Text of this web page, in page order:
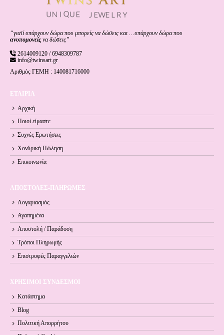
“γιατί υπάρχουν δώρα που μπορείς να δώσεις και …υπάρχουν δώρα που
ανυπομονείςνα δώσεις”
2614009120 / 6948309787
info@twinsart.gr
Αριθμός ΓΕΜΗ : 140081716000
ΕΤΑΙΡΙΑ
Αρχική
Ποιοί είμαστε
Συχνές Ερωτήσεις
Χονδρική Πώληση
Επικοινωνία
ΑΠΟΣΤΟΛΕΣ-ΠΛΗΡΩΜΕΣ
Λογαριασμός
Αγαπημένα
Αποστολή / Παράδοση
Τρόποι Πληρωμής
Επιστροφές Παραγγελιών
ΧΡΗΣΙΜΟΙ ΣΥΝΔΕΣΜΟΙ
Κατάστημα
Blog
Πολιτική Απορρήτου